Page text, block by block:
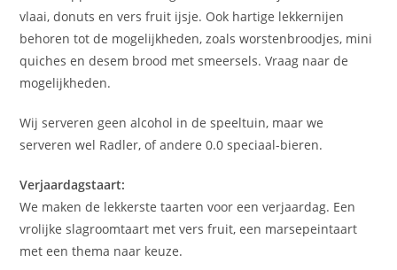
vlaai, donuts en vers fruit ijsje. Ook hartige lekkernijen
behoren tot de mogelijkheden, zoals worstenbroodjes, mini
quiches en desem brood met smeersels. Vraag naar de
mogelijkheden.
Wij serveren geen alcohol in de speeltuin, maar we
serveren wel Radler, of andere 0.0 speciaal-bieren.
Verjaardagstaart:
We maken de lekkerste taarten voor een verjaardag. Een
vrolijke slagroomtaart met vers fruit, een marsepeintaart
met een thema naar keuze.